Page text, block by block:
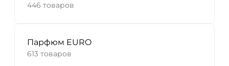
446 товаров
Парфюм EURO
613 товаров